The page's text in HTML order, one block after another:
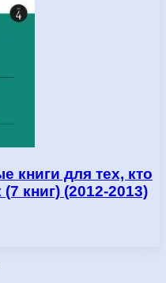
книги для тех, кто
книг) (2012-2013)